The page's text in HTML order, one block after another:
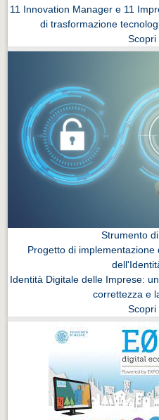
11 Innovation Manager e 11
di trasformazione
Scopri
Strumento
Progetto di
Identità Digitale delle Imprese:
correttezza e
Scopri